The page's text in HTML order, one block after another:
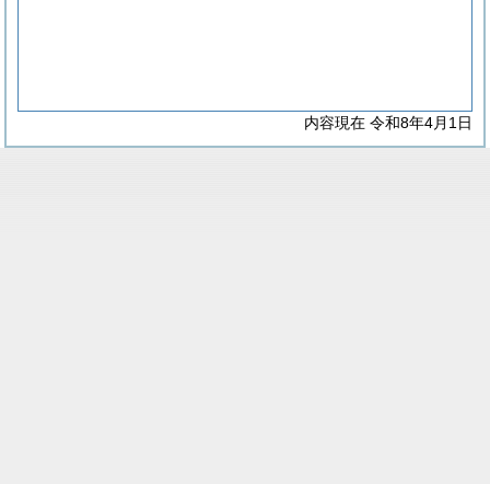
内容現在 令和8年4月1日